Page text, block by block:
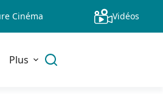
Cinéma Vidéos
Plus